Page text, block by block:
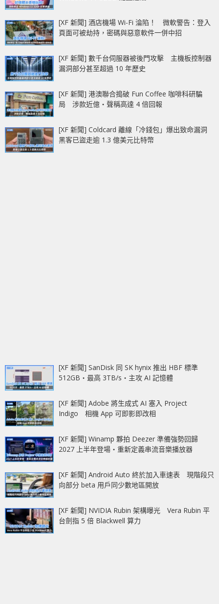
[XF 新聞] 酒店機場 Wi-Fi 淪陷！ 微軟警告：登入
頁面可被劫持，密碼與惡意軟件一併中招
[XF 新聞] 數千台伺服器被後門攻擊 主機板控制器
漏洞部分甚至超過 10 年歷史
[XF 新聞] 港澳聯合搗破 Fun Coffee 咖啡科研騙
局 涉款近億‧聲稱高達 4 倍回報
[XF 新聞] Coldcard 離線「冷錢包」爆出致命漏洞
黑客已盜走逾 1.3 億美元比特幣
[XF 新聞] SanDisk 同 SK hynix 推出 HBF 標準
512GB‧最高 3TB/s‧主攻 AI 記憶體
[XF 新聞] Adobe 將生成式 AI 塞入 Project
Indigo 相機 App 可即影即改相
[XF 新聞] Winamp 夥拍 Deezer 準備強勢回歸
2027 上半年登場‧重新定義串流音樂播放器
[XF 新聞] Android Auto 終於加入車速表 現階段只
向部分 beta 用戶同少數地區開放
[XF 新聞] NVIDIA Rubin 架構曝光 Vera Rubin 平
台劍指 5 倍 Blackwell 算力